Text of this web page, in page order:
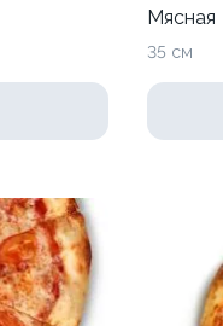
Мясная
35 см